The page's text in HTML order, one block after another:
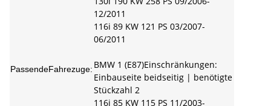
PassendeFahrezuge:
12/2011
116i 89 KW 121 PS 03/2007-
06/2011
BMW 1 (E87)Einschränkungen:
Einbauseite beidseitig | benötigte
Stückzahl 2
116i 85 KW 115 PS 11/2003-